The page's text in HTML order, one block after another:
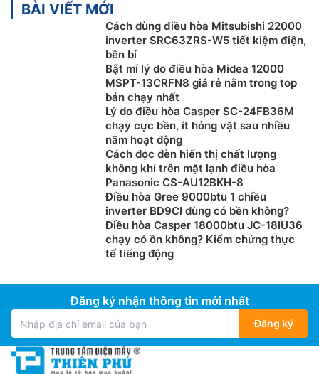
BÀI VIẾT MỚI
Cách dùng điều hòa Mitsubishi 22000
inverter SRC63ZRS-W5 tiết kiệm điện,
bền bỉ
Bật mí lý do điều hòa Midea 12000
MSPT-13CRFN8 giá rẻ nằm trong top
bán chạy nhất
Lý do điều hòa Casper SC-24FB36M
chạy cực bền, ít hỏng vặt sau nhiều
năm hoạt động
Cách đọc đèn hiển thị chất lượng
không khí trên mặt lạnh điều hòa
Panasonic CS-AU12BKH-8
Điều hòa Gree 9000btu 1 chiều
inverter BD9CI dùng có bền không?
Điều hòa Casper 18000btu JC-18IU36
chạy có ồn không? Kiểm chứng thực
tế tiếng động
Đăng ký nhận thông tin mới nhất
Đăng ký